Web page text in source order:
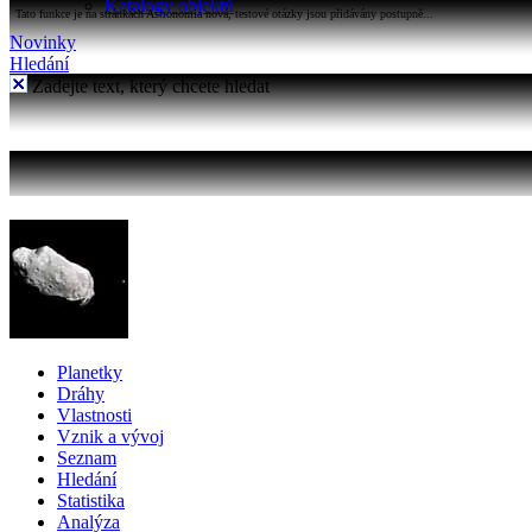
Katalogy objektů
Tato funkce je na stránkách Astronomia nová, testové otázky jsou přidávány postupně...
Novinky
Hledání
Zadejte text, který chcete hledat
Planetky
Dráhy
Vlastnosti
Vznik a vývoj
Seznam
Hledání
Statistika
Analýza